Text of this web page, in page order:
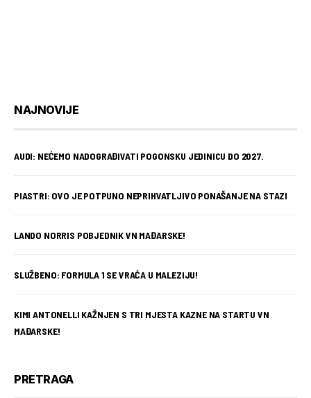
NAJNOVIJE
AUDI: NEĆEMO NADOGRAĐIVATI POGONSKU JEDINICU DO 2027.
PIASTRI: OVO JE POTPUNO NEPRIHVATLJIVO PONAŠANJE NA STAZI
LANDO NORRIS POBJEDNIK VN MAĐARSKE!
SLUŽBENO: FORMULA 1 SE VRAĆA U MALEZIJU!
KIMI ANTONELLI KAŽNJEN S TRI MJESTA KAZNE NA STARTU VN
MAĐARSKE!
PRETRAGA